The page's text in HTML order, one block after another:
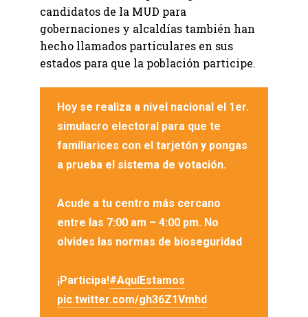
candidatos de la MUD para
gobernaciones y alcaldías también han
hecho llamados particulares en sus
estados para que la población participe.
Hoy se realiza a nivel nacional el 1er.
simulacro electoral para que te
familiarices con el tarjetón y pongas
a prueba el sistema de votación.
Acude a tu centro más cercano
entre las 7:00 am – 4:00 pm. No
olvides las normas de bioseguridad
¡Participa!#AquíEstamos
pic.twitter.com/gh36Z1Vmhd